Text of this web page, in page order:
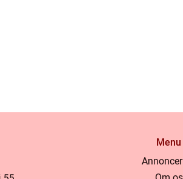
Menu